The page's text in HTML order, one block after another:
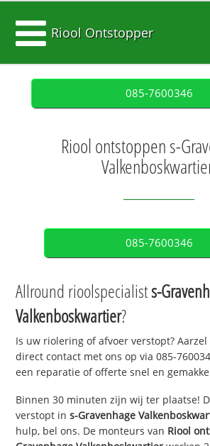
Riool Ontstopper
085-7600346
Riool ontstoppen s-
085-7600346
Allround rioolspecialists-
Valkenboskwartier?
Is uw riolering of afvoer verstopt?
direct contact met ons op via085-
een reparatie of offerte snel en
Binnen 30 minuten zijn wij ter plaatse!
verstopt ins-Gravenhage
hulp, bel ons. De monteurs van Riool